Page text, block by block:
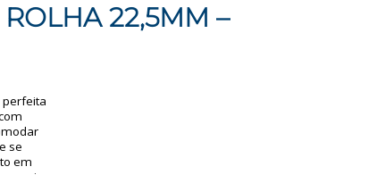
22,5MM –
perfeita
se
em